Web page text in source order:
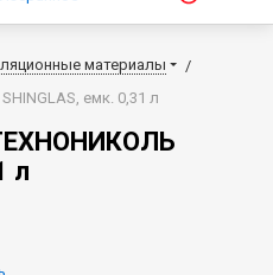
материалы
емк. 0,31 л
л